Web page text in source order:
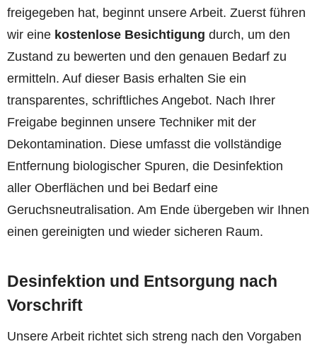
freigegeben hat, beginnt unsere Arbeit. Zuerst führen
wir eine kostenlose Besichtigung durch, um den
Zustand zu bewerten und den genauen Bedarf zu
ermitteln. Auf dieser Basis erhalten Sie ein
transparentes, schriftliches Angebot. Nach Ihrer
Freigabe beginnen unsere Techniker mit der
Dekontamination. Diese umfasst die vollständige
Entfernung biologischer Spuren, die Desinfektion
aller Oberflächen und bei Bedarf eine
Geruchsneutralisation. Am Ende übergeben wir Ihnen
einen gereinigten und wieder sicheren Raum.
Desinfektion und Entsorgung nach
Vorschrift
Unsere Arbeit richtet sich streng nach den Vorgaben